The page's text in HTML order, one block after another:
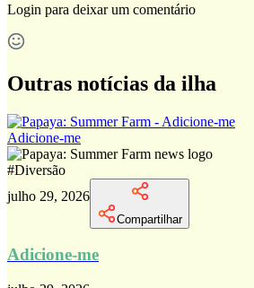
Login para deixar um comentário
Outras notícias da ilha
Adicione-me
#Diversão
julho 29, 2026
Compartilhar
Adicione-me